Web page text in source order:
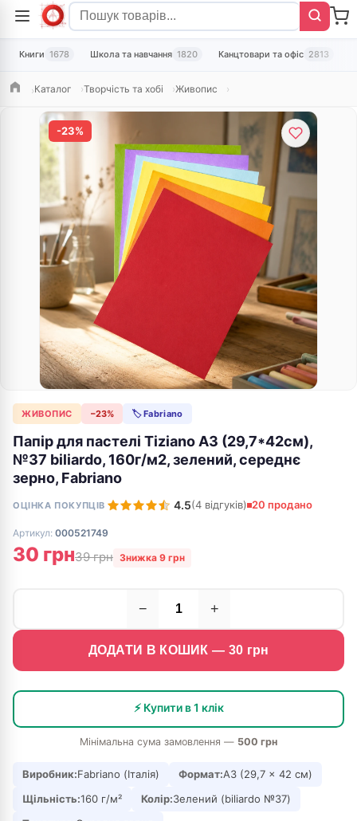
Книги 1678 Школа та навчання 1820 Канцтовари та офіс 2813
ГоловнаКаталог Творчість та хобі Живопис
-23%
ЖИВОПИС −23% 🏷 Fabriano
Папір для пастелі Tiziano A3 (29,7*42см),
№37 biliardo, 160г/м2, зелений, середнє
зерно, Fabriano
ОЦІНКА ПОКУПЦІВ 4.5(4 відгуків) 20 продано
Артикул: 000521749
30 грн39 грн Знижка 9 грн
− +
ДОДАТИ В КОШИК — 30 грн
⚡ Купити в 1 клік
Мінімальна сума замовлення — 500 грн
Виробник:Fabriano (Італія) Формат:A3 (29,7 × 42 см)
Щільність:160 г/м² Колір:Зелений (biliardo №37)